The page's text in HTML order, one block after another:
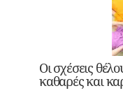
Οι σχέσεις
καθαρές και